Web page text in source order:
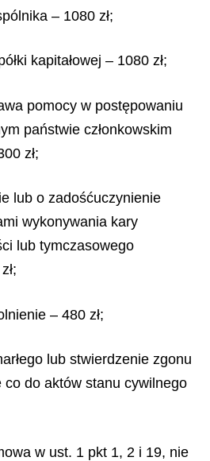
– 1080 zł;
kapitałowej – 1080 zł;
pomocy w postępowaniu
państwie członkowskim
zł;
lub o zadośćuczynienie
wykonywania kary
lub tymczasowego
– 480 zł;
lub stwierdzenie zgonu
do aktów stanu cywilnego
w ust. 1 pkt 1, 2 i 19, nie